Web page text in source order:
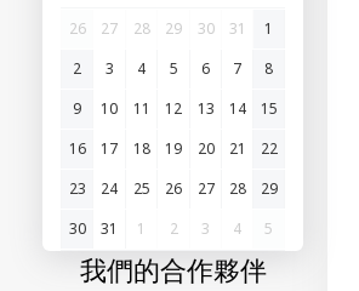
26
27 28 29 30 31
1
2
3 4 5 6 7
8
9
10 11 12 13 14
15
16
17 18 19 20 21
22
23
24 25 26 27 28
29
30
31 1 2 3 4 5
我們的合作夥伴